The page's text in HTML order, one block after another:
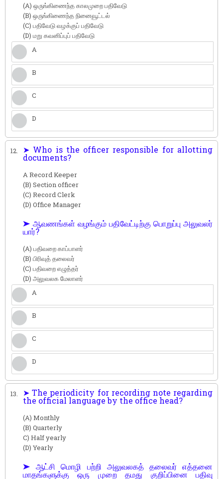
(A) ஒருங்கிணைந்த காலமுறை பதிவேடு
(B) ஒருங்கிணைந்த நினைவூட்டல்
(C) பதிவேடு வழக்குப் பதிவேடு
(D) மறு கவனிப்புப் பதிவேடு
A
B
C
D
12. ➤ Who is the officer responsible for allotting
documents?
A Record Keeper
(B) Section officer
(C) Record Clerk
(D) Office Manager
➤ ஆவணங்கள் வழங்கும் பதிவேட்டிற்கு பொறுப்பு அலுவலர்
யார்?
(A) பதிவறை காப்பாளர்
(B) பிரிவுத் தலைவர்
(C) பதிவறை எழுத்தர்
(D) அலுவலக மேலாளர்
A
B
C
D
13. ➤ The periodicity for recording note regarding
the official language by the office head?
(A) Monthly
(B) Quarterly
C) Half yearly
(D) Yearly
➤ ஆட்சி மொழி பற்றி அலுவலகத் தலைவர் எத்தனை
மாதங்களுக்கு ஒரு முறை தமது குறிப்பினை பதிவு